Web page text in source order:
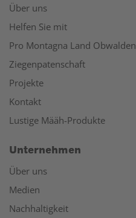
Über uns
Helfen Sie mit
Pro Montagna Land Obwalden
Ziegenpatenschaft
Projekte
Kontakt
Lustige Määh-Produkte
Unternehmen
Über uns
Medien
Nachhaltigkeit